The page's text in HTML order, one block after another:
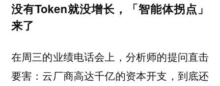
没有Token就没增长，「智能体拐点」
来了
在周三的业绩电话会上，分析师的提问直击
要害：云厂商高达千亿的资本开支，到底还